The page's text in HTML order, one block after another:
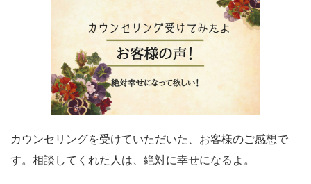
カウンセリングを受けていただいた、お客様のご感想で
す。相談してくれた人は、絶対に幸せになるよ。